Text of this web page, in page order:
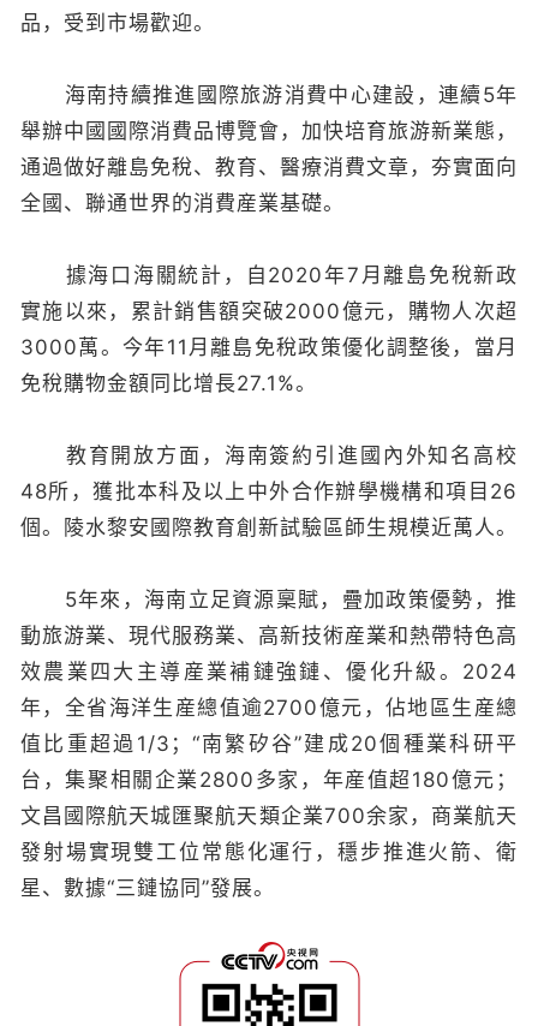
品，受到市場歡迎。
海南持續推進國際旅游消費中心建設，連續5年
舉辦中國國際消費品博覽會，加快培育旅游新業態，
通過做好離島免稅、教育、醫療消費文章，夯實面向
全國、聯通世界的消費産業基礎。
據海口海關統計，自2020年7月離島免稅新政
實施以來，累計銷售額突破2000億元，購物人次超
3000萬。今年11月離島免稅政策優化調整後，當月
免稅購物金額同比增長27.1%。
教育開放方面，海南簽約引進國內外知名高校
48所，獲批本科及以上中外合作辦學機構和項目26
個。陵水黎安國際教育創新試驗區師生規模近萬人。
5年來，海南立足資源稟賦，疊加政策優勢，推
動旅游業、現代服務業、高新技術産業和熱帶特色高
效農業四大主導産業補鏈強鏈、優化升級。2024
年，全省海洋生産總值逾2700億元，佔地區生産總
值比重超過1/3；“南繁矽谷”建成20個種業科研平
台，集聚相關企業2800多家，年産值超180億元；
文昌國際航天城匯聚航天類企業700余家，商業航天
發射場實現雙工位常態化運行，穩步推進火箭、衛
星、數據“三鏈協同”發展。